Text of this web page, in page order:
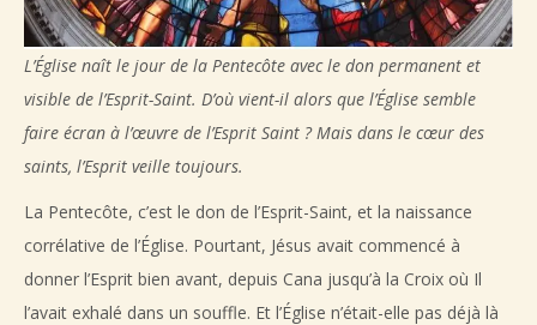
L’Église naît le jour de la Pentecôte avec le don permanent et
visible de l’Esprit-Saint. D’où vient-il alors que l’Église semble
faire écran à l’œuvre de l’Esprit Saint ? Mais dans le cœur des
saints, l’Esprit veille toujours.
La Pentecôte, c’est le don de l’Esprit-Saint, et la naissance
corrélative de l’Église. Pourtant, Jésus avait commencé à
donner l’Esprit bien avant, depuis Cana jusqu’à la Croix où Il
l’avait exhalé dans un souffle. Et l’Église n’était-elle pas déjà là